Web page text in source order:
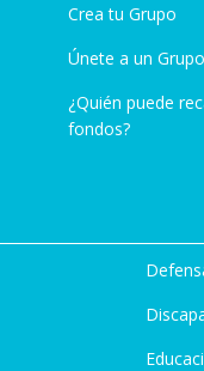
Crea tu Grupo
Únete a un Grupo
¿Quién puede
fondos?